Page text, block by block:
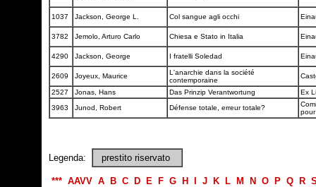
1037 Jackson, George L. Col sangue agli occhi
3782 Jemolo, Arturo Carlo Chiesa e Stato in Italia
4290 Jackson, George I fratelli Soledad
2609 Joyeux, Maurice
L'anarchie dans la société
contemporaine
2527 Jonas, Hans Das Prinzip Verantwortung
Ex
3963
Junod, Robert Défense totale, erreur totale?
Legenda: prestito riservato
*** AAVV A B C D E F G H J K L M N O P Q R